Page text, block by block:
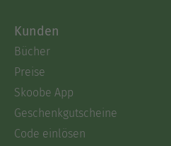
Kunden
Bücher
Preise
Skoobe App
Geschenkgutscheine
Code einlösen